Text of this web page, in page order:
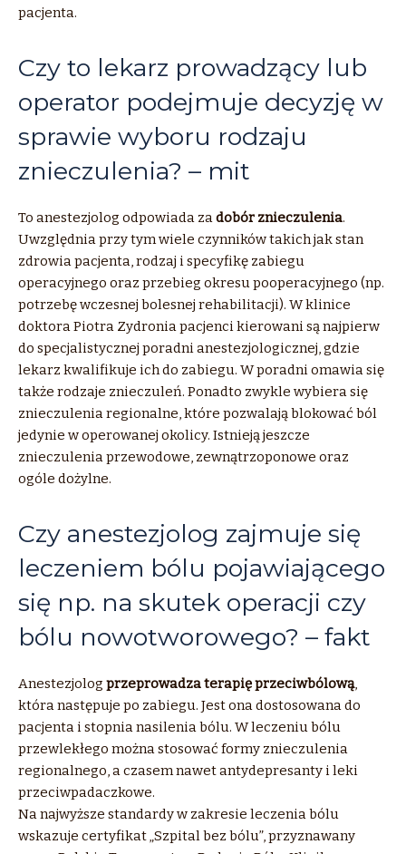
pacjenta.
Czy to lekarz prowadzący lub
operator podejmuje decyzję w
sprawie wyboru rodzaju
znieczulenia? – mit
To anestezjolog odpowiada zadobór znieczulenia.
Uwzględnia przy tym wiele czynników takich jak stan
zdrowia pacjenta, rodzaj i specyfikę zabiegu
operacyjnego oraz przebieg okresu pooperacyjnego (np.
potrzebę wczesnej bolesnej rehabilitacji). W klinice
doktora Piotra Zydronia pacjenci kierowani są najpierw
do specjalistycznej poradni anestezjologicznej, gdzie
lekarz kwalifikuje ich do zabiegu. W poradni omawia się
także rodzaje znieczuleń. Ponadto zwykle wybiera się
znieczulenia regionalne, które pozwalają blokować ból
jedynie w operowanej okolicy. Istnieją jeszcze
znieczulenia przewodowe, zewnątrzoponowe oraz
ogóle dożylne.
Czy anestezjolog zajmuje się
leczeniem bólu pojawiającego
się np. na skutek operacji czy
bólu nowotworowego? – fakt
Anestezjolog przeprowadza terapię przeciwbólową,
która następuje po zabiegu. Jest ona dostosowana do
pacjenta i stopnia nasilenia bólu. W leczeniu bólu
przewlekłego można stosować formy znieczulenia
regionalnego, a czasem nawet antydepresanty i leki
przeciwpadaczkowe.
Na najwyższe standardy w zakresie leczenia bólu
wskazuje certyfikat „Szpital bez bólu”, przyznawany